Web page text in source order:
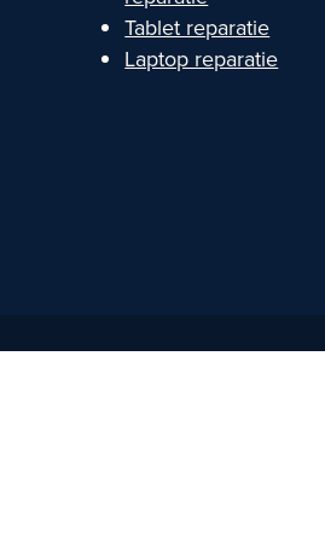
Tablet reparatie
Laptop reparatie